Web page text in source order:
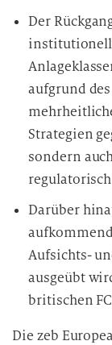
Der
aufgrund
Strategien
sondern
Darüber
Aufsichts-
ausgeübt
britischen
Die zeb